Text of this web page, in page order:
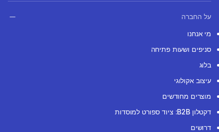
על החברה
מי אנחנו
סניפים ושעות פתיחה
בלוג
עיצוב אקולוגי
מוצרים מחודשים
דקטלון B2B: ציוד ספורט למוסדות
דרושים